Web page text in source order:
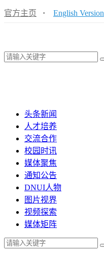
官方主页 · English Version
头条新闻
人才培养
交流合作
校园时讯
媒体聚焦
通知公告
DNUI人物
图片视界
视频探索
媒体矩阵